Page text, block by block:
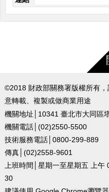
©2018 財政部關務署版權所有
意轉載、複製或做商業用途
機關地址│10341 臺北市大同區
機關電話│(02)2550-5500
技術服務電話│0800-299-889
傳真│(02)2558-9601
上班時間│星期一至星期五 上
30